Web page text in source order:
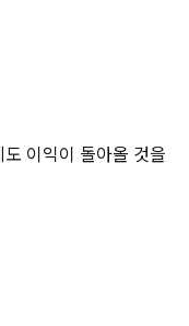
이익이 돌아올 것을